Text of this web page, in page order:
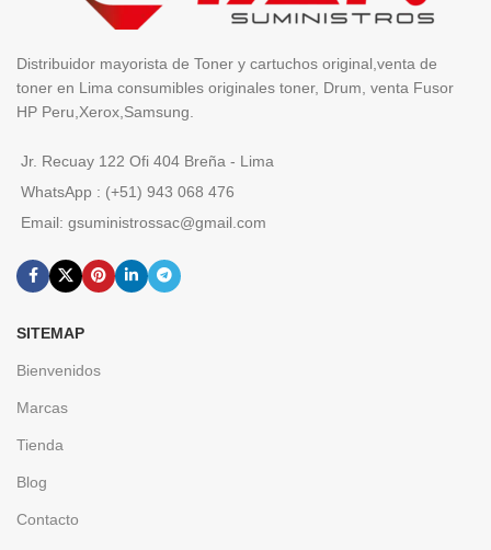
Distribuidor mayorista de Toner y cartuchos original,venta de
toner en Lima consumibles originales toner, Drum, venta Fusor
HP Peru,Xerox,Samsung.
Jr. Recuay 122 Ofi 404 Breña - Lima
WhatsApp : (+51) 943 068 476
Email: gsuministrossac@gmail.com
SITEMAP
Bienvenidos
Marcas
Tienda
Blog
Contacto